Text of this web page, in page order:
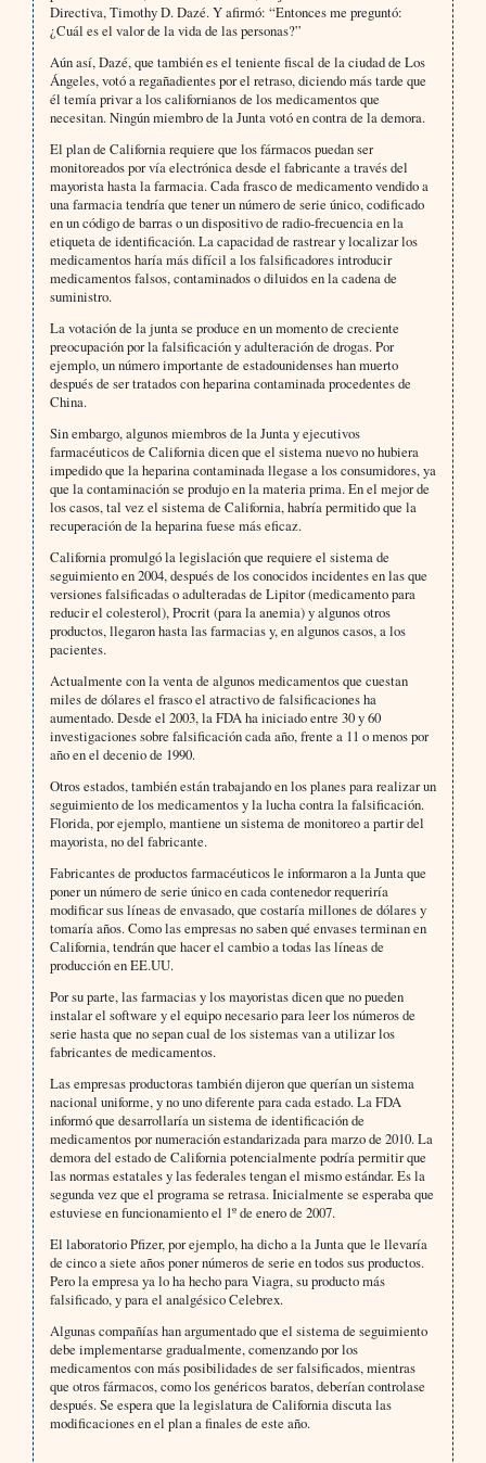
Directiva, Timothy D. Dazé. Y afirmó: “Entonces me preguntó:
¿Cuál es el valor de la vida de las personas?”
Aún así, Dazé, que también es el teniente fiscal de la ciudad de Los
Ángeles, votó a regañadientes por el retraso, diciendo más tarde que
él temía privar a los californianos de los medicamentos que
necesitan. Ningún miembro de la Junta votó en contra de la demora.
El plan de California requiere que los fármacos puedan ser
monitoreados por vía electrónica desde el fabricante a través del
mayorista hasta la farmacia. Cada frasco de medicamento vendido a
una farmacia tendría que tener un número de serie único, codificado
en un código de barras o un dispositivo de radio-frecuencia en la
etiqueta de identificación. La capacidad de rastrear y localizar los
medicamentos haría más difícil a los falsificadores introducir
medicamentos falsos, contaminados o diluidos en la cadena de
suministro.
La votación de la junta se produce en un momento de creciente
preocupación por la falsificación y adulteración de drogas. Por
ejemplo, un número importante de estadounidenses han muerto
después de ser tratados con heparina contaminada procedentes de
China.
Sin embargo, algunos miembros de la Junta y ejecutivos
farmacéuticos de California dicen que el sistema nuevo no hubiera
impedido que la heparina contaminada llegase a los consumidores, ya
que la contaminación se produjo en la materia prima. En el mejor de
los casos, tal vez el sistema de California, habría permitido que la
recuperación de la heparina fuese más eficaz.
California promulgó la legislación que requiere el sistema de
seguimiento en 2004, después de los conocidos incidentes en las que
versiones falsificadas o adulteradas de Lipitor (medicamento para
reducir el colesterol), Procrit (para la anemia) y algunos otros
productos, llegaron hasta las farmacias y, en algunos casos, a los
pacientes.
Actualmente con la venta de algunos medicamentos que cuestan
miles de dólares el frasco el atractivo de falsificaciones ha
aumentado. Desde el 2003, la FDA ha iniciado entre 30 y 60
investigaciones sobre falsificación cada año, frente a 11 o menos por
año en el decenio de 1990.
Otros estados, también están trabajando en los planes para realizar un
seguimiento de los medicamentos y la lucha contra la falsificación.
Florida, por ejemplo, mantiene un sistema de monitoreo a partir del
mayorista, no del fabricante.
Fabricantes de productos farmacéuticos le informaron a la Junta que
poner un número de serie único en cada contenedor requeriría
modificar sus líneas de envasado, que costaría millones de dólares y
tomaría años. Como las empresas no saben qué envases terminan en
California, tendrán que hacer el cambio a todas las líneas de
producción en EE.UU.
Por su parte, las farmacias y los mayoristas dicen que no pueden
instalar el software y el equipo necesario para leer los números de
serie hasta que no sepan cual de los sistemas van a utilizar los
fabricantes de medicamentos.
Las empresas productoras también dijeron que querían un sistema
nacional uniforme, y no uno diferente para cada estado. La FDA
informó que desarrollaría un sistema de identificación de
medicamentos por numeración estandarizada para marzo de 2010. La
demora del estado de California potencialmente podría permitir que
las normas estatales y las federales tengan el mismo estándar. Es la
segunda vez que el programa se retrasa. Inicialmente se esperaba que
estuviese en funcionamiento el 1º de enero de 2007.
El laboratorio Pfizer, por ejemplo, ha dicho a la Junta que le llevaría
de cinco a siete años poner números de serie en todos sus productos.
Pero la empresa ya lo ha hecho para Viagra, su producto más
falsificado, y para el analgésico Celebrex.
Algunas compañías han argumentado que el sistema de seguimiento
debe implementarse gradualmente, comenzando por los
medicamentos con más posibilidades de ser falsificados, mientras
que otros fármacos, como los genéricos baratos, deberían controlase
después. Se espera que la legislatura de California discuta las
modificaciones en el plan a finales de este año.